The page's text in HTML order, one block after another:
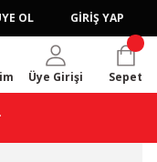
OL GİRİŞ YAP
Üye Girişi Sepet